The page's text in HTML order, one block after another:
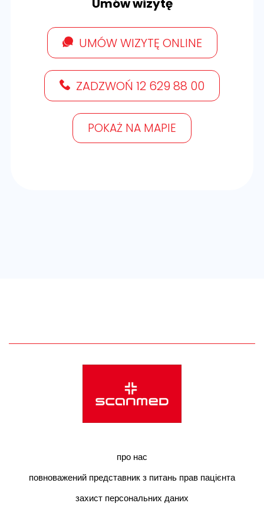
Umów wizytę
UMÓW WIZYTĘ ONLINE
ZADZWOŃ 12 629 88 00
POKAŻ NA MAPIE
про нас
повноважений представник з питань прав пацієнта
захист персональних даних